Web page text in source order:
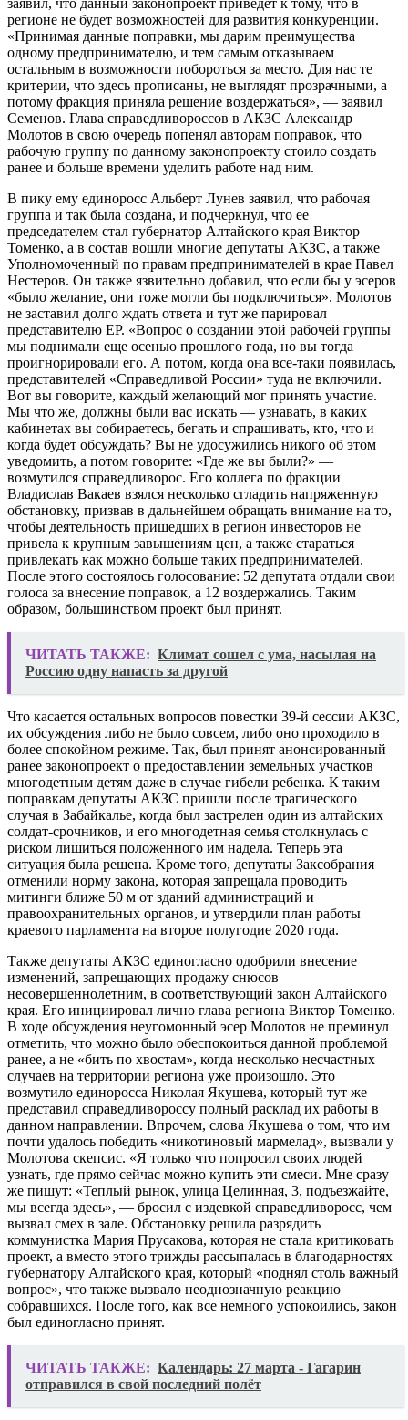
регионе не будет возможностей для развития конкуренции.
«Принимая данные поправки, мы дарим преимущества
одному предпринимателю, и тем самым отказываем
остальным в возможности побороться за место. Для нас те
критерии, что здесь прописаны, не выглядят прозрачными, а
потому фракция приняла решение воздержаться», — заявил
Семенов. Глава справедливороссов в АКЗС Александр
Молотов в свою очередь попенял авторам поправок, что
рабочую группу по данному законопроекту стоило создать
ранее и больше времени уделить работе над ним.
В пику ему единоросс Альберт Лунев заявил, что рабочая
группа и так была создана, и подчеркнул, что ее
председателем стал губернатор Алтайского края Виктор
Томенко, а в состав вошли многие депутаты АКЗС, а также
Уполномоченный по правам предпринимателей в крае Павел
Нестеров. Он также язвительно добавил, что если бы у эсеров
«было желание, они тоже могли бы подключиться». Молотов
не заставил долго ждать ответа и тут же парировал
представителю ЕР. «Вопрос о создании этой рабочей группы
мы поднимали еще осенью прошлого года, но вы тогда
проигнорировали его. А потом, когда она все-таки появилась,
представителей «Справедливой России» туда не включили.
Вот вы говорите, каждый желающий мог принять участие.
Мы что же, должны были вас искать — узнавать, в каких
кабинетах вы собираетесь, бегать и спрашивать, кто, что и
когда будет обсуждать? Вы не удосужились никого об этом
уведомить, а потом говорите: «Где же вы были?» —
возмутился справедливорос. Его коллега по фракции
Владислав Вакаев взялся несколько сгладить напряженную
обстановку, призвав в дальнейшем обращать внимание на то,
чтобы деятельность пришедших в регион инвесторов не
привела к крупным завышениям цен, а также стараться
привлекать как можно больше таких предпринимателей.
После этого состоялось голосование: 52 депутата отдали свои
голоса за внесение поправок, а 12 воздержались. Таким
образом, большинством проект был принят.
ЧИТАТЬ ТАКЖЕ: Климат сошел с ума, насылая на
Россию одну напасть за другой
Что касается остальных вопросов повестки 39-й сессии АКЗС,
их обсуждения либо не было совсем, либо оно проходило в
более спокойном режиме. Так, был принят анонсированный
ранее законопроект о предоставлении земельных участков
многодетным детям даже в случае гибели ребенка. К таким
поправкам депутаты АКЗС пришли после трагического
случая в Забайкалье, когда был застрелен один из алтайских
солдат-срочников, и его многодетная семья столкнулась с
риском лишиться положенного им надела. Теперь эта
ситуация была решена. Кроме того, депутаты Заксобрания
отменили норму закона, которая запрещала проводить
митинги ближе 50 м от зданий администраций и
правоохранительных органов, и утвердили план работы
краевого парламента на второе полугодие 2020 года.
Также депутаты АКЗС единогласно одобрили внесение
изменений, запрещающих продажу снюсов
несовершеннолетним, в соответствующий закон Алтайского
края. Его инициировал лично глава региона Виктор Томенко.
В ходе обсуждения неугомонный эсер Молотов не преминул
отметить, что можно было обеспокоиться данной проблемой
ранее, а не «бить по хвостам», когда несколько несчастных
случаев на территории региона уже произошло. Это
возмутило единоросса Николая Якушева, который тут же
представил справедливороссу полный расклад их работы в
данном направлении. Впрочем, слова Якушева о том, что им
почти удалось победить «никотиновый мармелад», вызвали у
Молотова скепсис. «Я только что попросил своих людей
узнать, где прямо сейчас можно купить эти смеси. Мне сразу
же пишут: «Теплый рынок, улица Целинная, 3, подъезжайте,
мы всегда здесь», — бросил с издевкой справедливоросс, чем
вызвал смех в зале. Обстановку решила разрядить
коммунистка Мария Прусакова, которая не стала критиковать
проект, а вместо этого трижды рассыпалась в благодарностях
губернатору Алтайского края, который «поднял столь важный
вопрос», что также вызвало неоднозначную реакцию
собравшихся. После того, как все немного успокоились, закон
был единогласно принят.
ЧИТАТЬ ТАКЖЕ: Календарь: 27 марта - Гагарин
отправился в свой последний полёт